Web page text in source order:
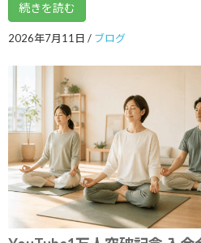
2026年4月
2026年3月
2026年2月
2026年1月
2025年12月
2025年11月
2025年10月
2025年9月
続きを読む
2026年7月11日 / ブログ